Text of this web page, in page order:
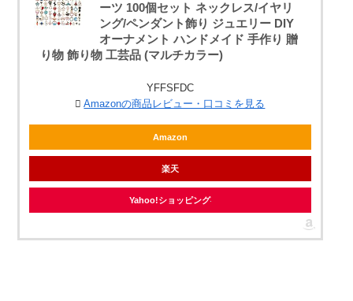
ーツ 100個セット ネックレス/イヤリ
ング/ペンダント飾り ジュエリー DIY
オーナメント ハンドメイド 手作り 贈
り物 飾り物 工芸品 (マルチカラー)
YFFSFDC
Amazonの商品レビュー・口コミを見る
Amazon
楽天
Yahoo!ショッピング